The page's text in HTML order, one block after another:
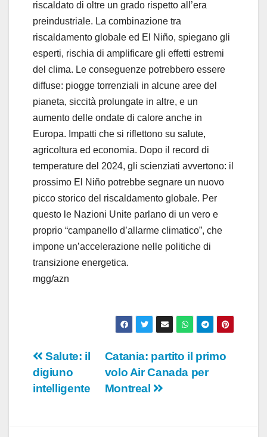
riscaldato di oltre un grado rispetto all’era
preindustriale. La combinazione tra
riscaldamento globale ed El Niño, spiegano gli
esperti, rischia di amplificare gli effetti estremi
del clima. Le conseguenze potrebbero essere
diffuse: piogge torrenziali in alcune aree del
pianeta, siccità prolungate in altre, e un
aumento delle ondate di calore anche in
Europa. Impatti che si riflettono su salute,
agricoltura ed economia. Dopo il record di
temperature del 2024, gli scienziati avvertono: il
prossimo El Niño potrebbe segnare un nuovo
picco storico del riscaldamento globale. Per
questo le Nazioni Unite parlano di un vero e
proprio “campanello d’allarme climatico”, che
impone un’accelerazione nelle politiche di
transizione energetica.
mgg/azn
Navigazione
articoli
Catania: partito il primo
volo Air Canada per
Montreal
Salute: il
digiuno
intelligente